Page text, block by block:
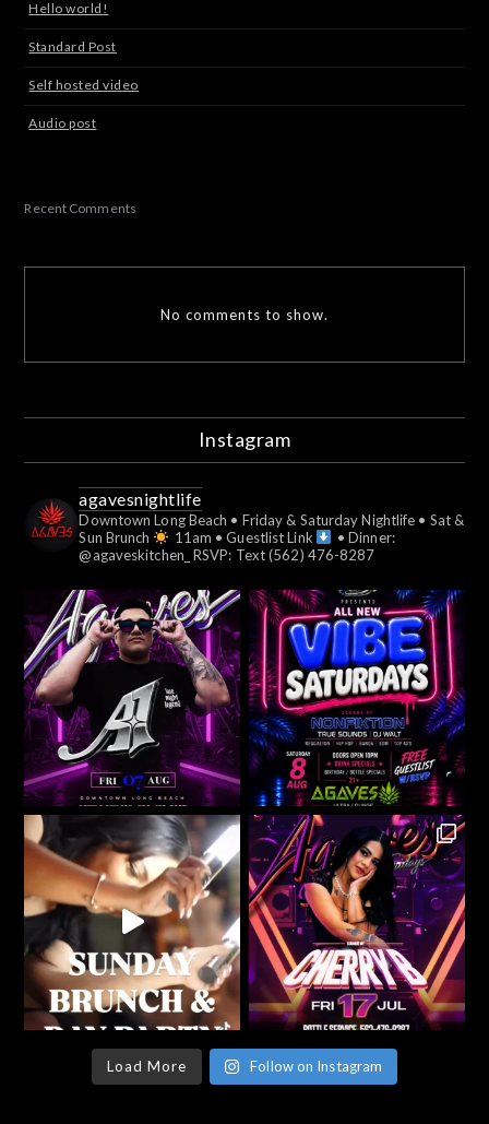
Hello world!
Standard Post
Self hosted video
Audio post
Recent Comments
No comments to show.
Instagram
agavesnightlife
Downtown Long Beach • Friday & Saturday Nightlife • Sat &
Sun Brunch
11am • Guestlist Link
• Dinner:
@agaveskitchen_RSVP: Text (562) 476-8287
Load More Follow on Instagram